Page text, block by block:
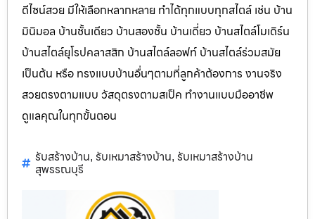
ดีไซน์สวย มีให้เลือกหลากหลาย ทำได้ทุกแบบทุกสไตล์ เช่น บ้าน
มินิมอล บ้านชั้นเดียว บ้านสองชั้น บ้านเดี่ยว บ้านสไตล์โมเดิร์น
บ้านสไตล์ยุโรปคลาสสิก บ้านสไตล์ลอฟท์ บ้านสไตล์ร่วมสมัย
เป็นต้น หรือ ทรงแบบบ้านอื่นๆตามที่ลูกค้าต้องการ งานจริง
สวยตรงตามแบบ วัสดุตรงตามสเป็ค ทำงานแบบมืออาชีพ
ดูแลคุณในทุกขั้นตอน
รับสร้างบ้าน, รับเหมาสร้างบ้าน, รับเหมาสร้างบ้าน
สุพรรณบุรี